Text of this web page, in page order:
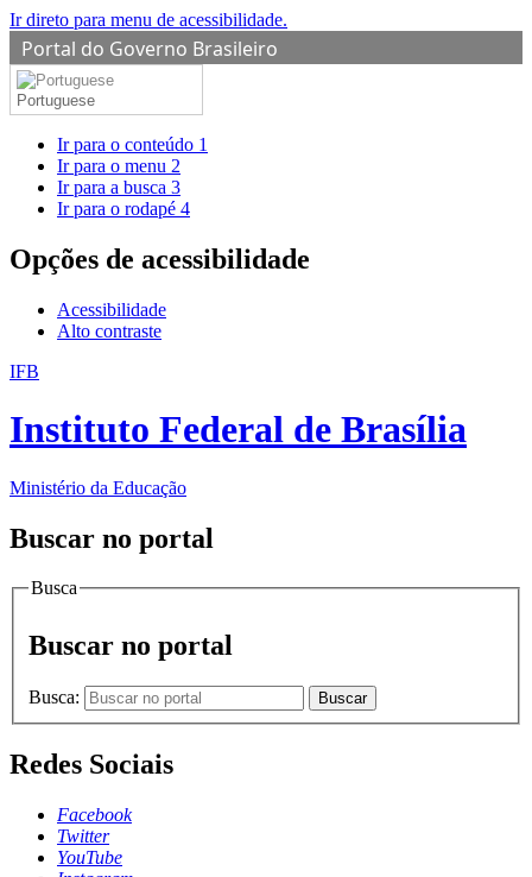
Ir direto para menu de acessibilidade.
Portal do Governo Brasileiro
Portuguese
Ir para o conteúdo 1
Ir para o menu 2
Ir para a busca 3
Ir para o rodapé 4
Opções de acessibilidade
Acessibilidade
Alto contraste
IFB
Instituto Federal de Brasília
Ministério da Educação
Buscar no portal
Busca
Buscar no portal
Busca: Buscar
Redes Sociais
Facebook
Twitter
YouTube